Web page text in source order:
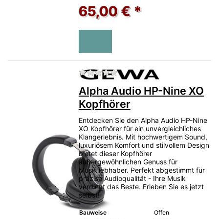
65,00 € *
Zu diesem Produkt liegen
Alpha Audio HP-Nine XO
Kopfhörer
Entdecken Sie den Alpha Audio HP-Nine
XO Kopfhörer für ein unvergleichliches
Klangerlebnis. Mit hochwertigem Sound,
luxuriösem Komfort und stilvollem Design
bietet dieser Kopfhörer
außergewöhnlichen Genuss für
Musikliebhaber. Perfekt abgestimmt für
präzise Audioqualität - Ihre Musik
verdient das Beste. Erleben Sie es jetzt
selbst!
Bauweise
Offen